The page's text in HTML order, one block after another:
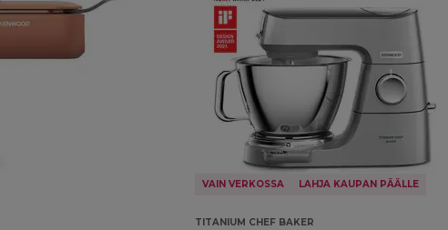
VAIN VERKOSSA LAHJA KAUPAN PÄÄLLE
TITANIUM CHEF BAKER